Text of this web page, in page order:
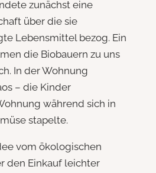
zunächst eine
über die sie
Lebensmittel bezog. Ein
die Biobauern zu uns
In der Wohnung
– die Kinder
während sich in
stapelte.
vom ökologischen
den Einkauf leichter